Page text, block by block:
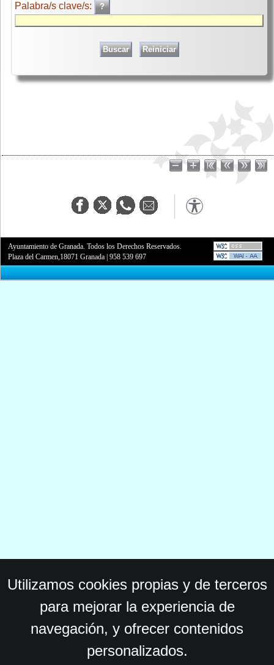
Palabra/s clave/s:
Ayuntamiento de Granada. Todos los Derechos Reservados.
Plaza del Carmen,18071 Granada |958 539 697
Utilizamos cookies propias y de terceros
para mejorar la experiencia de
navegación, y ofrecer contenidos
personalizados.